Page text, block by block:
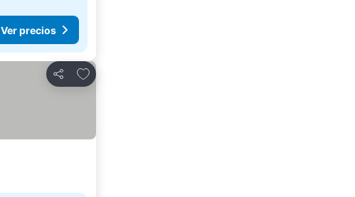
Ver precios
Compartir
Añadir a favoritos